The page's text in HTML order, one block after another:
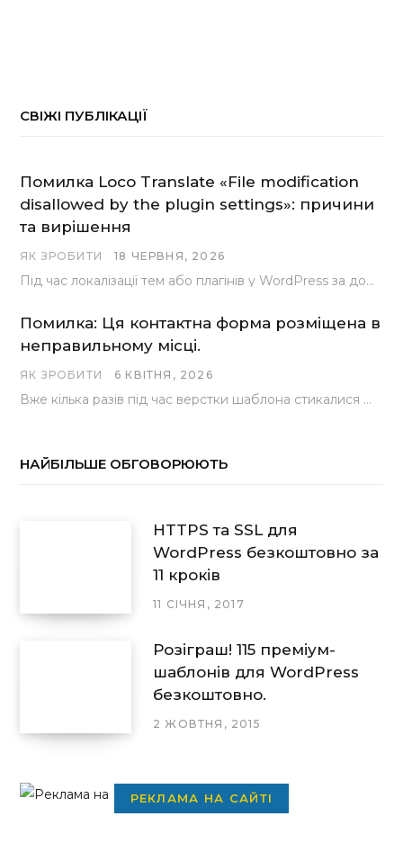
СВІЖІ ПУБЛІКАЦІЇ
Помилка Loco Translate «File modification
disallowed by the plugin settings»: причини
та вирішення
ЯК ЗРОБИТИ 18 ЧЕРВНЯ, 2026
Під час локалізації тем або плагінів у WordPress за допомогою популярного інструменту Loco Translate розробники…
Помилка: Ця контактна форма розміщена в
неправильному місці.
ЯК ЗРОБИТИ 6 КВІТНЯ, 2026
Вже кілька разів під час верстки шаблона стикалися з проблемою, коли замість контактної форми, згенерованої…
НАЙБІЛЬШЕ ОБГОВОРЮЮТЬ
HTTPS та SSL для
WordPress безкоштовно за
11 кроків
11 СІЧНЯ, 2017
Розіграш! 115 преміум-
шаблонів для WordPress
безкоштовно.
2 ЖОВТНЯ, 2015
РЕКЛАМА НА САЙТІ